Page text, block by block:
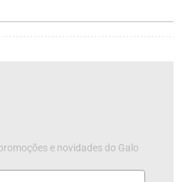
e novidades do Galo